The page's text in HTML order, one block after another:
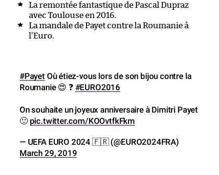
La remontée fantastique de Pascal Dupraz
avec Toulouse en 2016.
La mandale de Payet contre la Roumanie à
l’Euro.
#PayetOù étiez-vous lors de son bijou contre la
Roumanie 😍 ❓ #EURO2016
On souhaite un joyeux anniversaire à Dimitri Payet
🙂 pic.twitter.com/KOOvtfkFkm
— UEFA EURO 2024 🇫🇷 (@EURO2024FRA)
March 29, 2019